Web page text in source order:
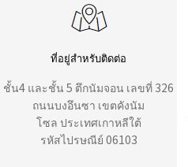
ที่อยู่สำหรับติดต่อ
ชั้น4 และชั้น 5 ตึกนัมจอน เลขที่ 326
ถนนบงอึนซา เขตคังนัม
โซล ประเทศเกาหลีใต้
รหัสไปรษณีย์ 06103